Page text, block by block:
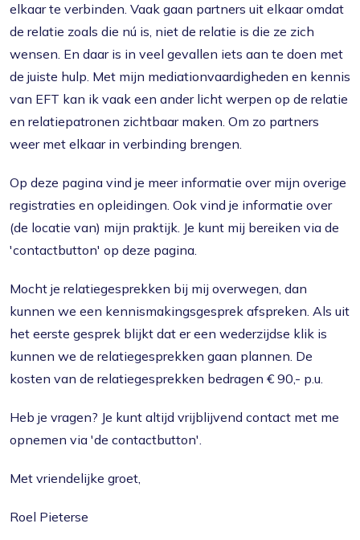
elkaar te verbinden. Vaak gaan partners uit elkaar omdat
de relatie zoals die nú is, niet de relatie is die ze zich
wensen. En daar is in veel gevallen iets aan te doen met
de juiste hulp. Met mijn mediationvaardigheden en kennis
van EFT kan ik vaak een ander licht werpen op de relatie
en relatiepatronen zichtbaar maken. Om zo partners
weer met elkaar in verbinding brengen.
Op deze pagina vind je meer informatie over mijn overige
registraties en opleidingen. Ook vind je informatie over
(de locatie van) mijn praktijk. Je kunt mij bereiken via de
'contactbutton' op deze pagina.
Mocht je relatiegesprekken bij mij overwegen, dan
kunnen we een kennismakingsgesprek afspreken. Als uit
het eerste gesprek blijkt dat er een wederzijdse klik is
kunnen we de relatiegesprekken gaan plannen. De
kosten van de relatiegesprekken bedragen € 90,- p.u.
Heb je vragen? Je kunt altijd vrijblijvend contact met me
opnemen via 'de contactbutton'.
Met vriendelijke groet,
Roel Pieterse